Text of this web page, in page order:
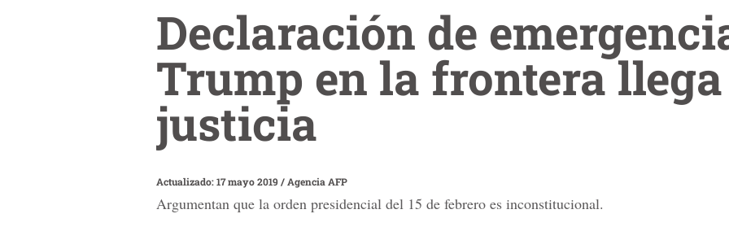
Declaración de
Trump en la frontera
justicia
Actualizado: 17 mayo 2019/ Agencia AFP
Argumentan que la orden presidencial del 15 de febrero es inconstitucional.